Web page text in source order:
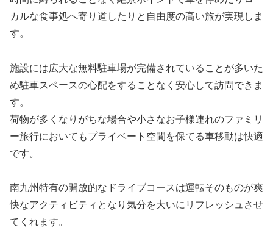
カルな食事処へ寄り道したりと自由度の高い旅が実現しま
す。
施設には広大な無料駐車場が完備されていることが多いた
め駐車スペースの心配をすることなく安心して訪問できま
す。
荷物が多くなりがちな場合や小さなお子様連れのファミリ
ー旅行においてもプライベート空間を保てる車移動は快適
です。
南九州特有の開放的なドライブコースは運転そのものが爽
快なアクティビティとなり気分を大いにリフレッシュさせ
てくれます。